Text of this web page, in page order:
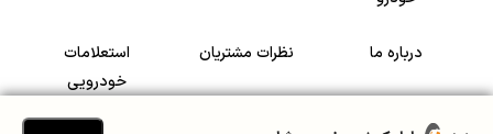
درباره ما نظرات مشتریان
استعلامات
خودرویی